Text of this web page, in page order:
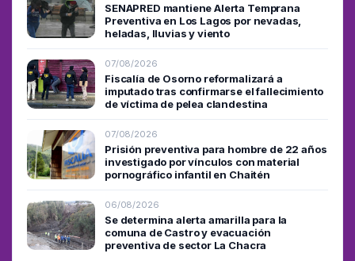
SENAPRED mantiene Alerta Temprana
Preventiva en Los Lagos por nevadas,
heladas, lluvias y viento
07/08/2026
Fiscalía de Osorno reformalizará a
imputado tras confirmarse el fallecimiento
de víctima de pelea clandestina
07/08/2026
Prisión preventiva para hombre de 22 años
investigado por vínculos con material
pornográfico infantil en Chaitén
06/08/2026
Se determina alerta amarilla para la
comuna de Castro y evacuación
preventiva de sector La Chacra